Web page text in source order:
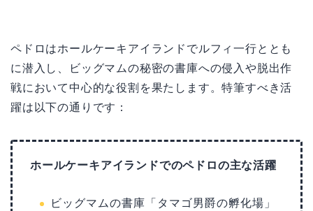
ペドロはホールケーキアイランドでルフィ一行ととも
に潜入し、ビッグマムの秘密の書庫への侵入や脱出作
戦において中心的な役割を果たします。特筆すべき活
躍は以下の通りです：
ホールケーキアイランドでのペドロの主な活躍
ビッグマムの書庫「タマゴ男爵の孵化場」